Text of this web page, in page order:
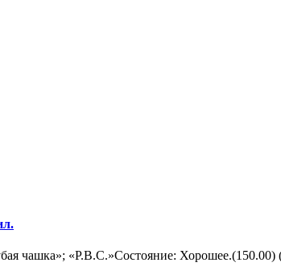
чашка»; «Р.В.С.»Состояние: Хорошее.(150.00)